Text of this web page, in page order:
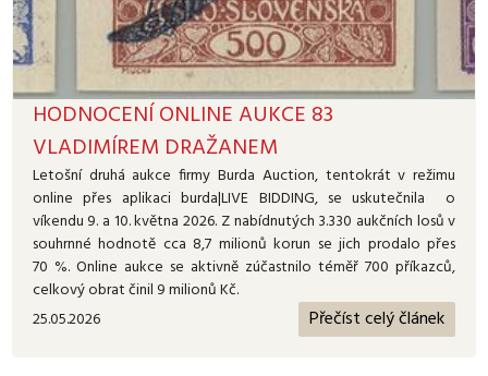
HODNOCENÍ ONLINE AUKCE 83
VLADIMÍREM DRAŽANEM
Letošní druhá aukce firmy Burda Auction, tentokrát v režimu
online přes aplikaci burda|LIVE BIDDING, se uskutečnila o
víkendu 9. a 10. května 2026. Z nabídnutých 3.330 aukčních losů v
souhrnné hodnotě cca 8,7 milionů korun se jich prodalo přes
70 %. Online aukce se aktivně zúčastnilo téměř 700 příkazců,
celkový obrat činil 9 milionů Kč.
25.05.2026
Přečíst celý článek